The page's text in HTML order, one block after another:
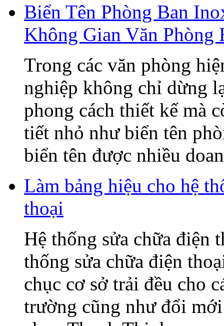
Biển Tên Phòng Ban
Không Gian Văn Phòng
Trong các văn phòng
nghiệp không chỉ dừng
phong cách thiết kế mà
tiết nhỏ như biển tên
biển tên được nhiều
Làm bảng hiệu cho hệ
thoại
Hệ thống sửa chữa điện
thống sửa chữa điện
chục cơ sở trải đều cho
trường cũng như đổi